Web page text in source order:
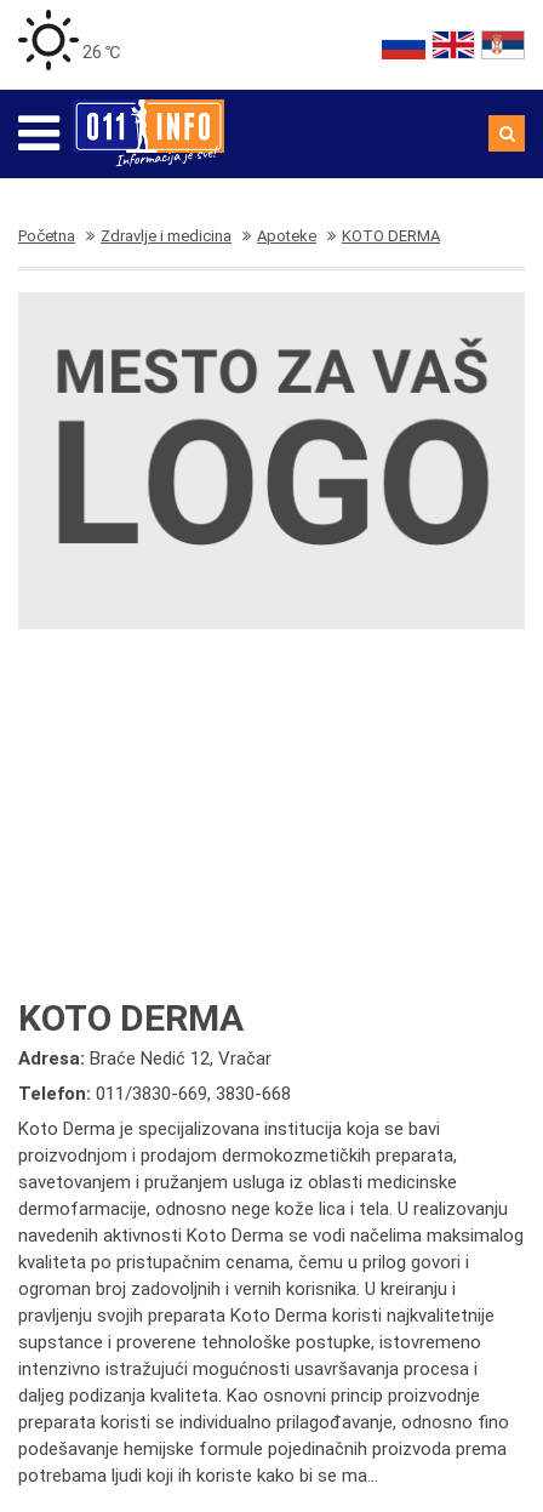
26 ℃
Početna Zdravlje i medicina Apoteke KOTO DERMA
KOTO DERMA
Adresa: Braće Nedić 12, Vračar
Telefon: 011/3830-669, 3830-668
Koto Derma je specijalizovana institucija koja se bavi
proizvodnjom i prodajom dermokozmetičkih preparata,
savetovanjem i pružanjem usluga iz oblasti medicinske
dermofarmacije, odnosno nege kože lica i tela. U realizovanju
navedenih aktivnosti Koto Derma se vodi načelima maksimalog
kvaliteta po pristupačnim cenama, čemu u prilog govori i
ogroman broj zadovoljnih i vernih korisnika. U kreiranju i
pravljenju svojih preparata Koto Derma koristi najkvalitetnije
supstance i proverene tehnološke postupke, istovremeno
intenzivno istražujući mogućnosti usavršavanja procesa i
daljeg podizanja kvaliteta. Kao osnovni princip proizvodnje
preparata koristi se individualno prilagođavanje, odnosno fino
podešavanje hemijske formule pojedinačnih proizvoda prema
potrebama ljudi koji ih koriste kako bi se ma...